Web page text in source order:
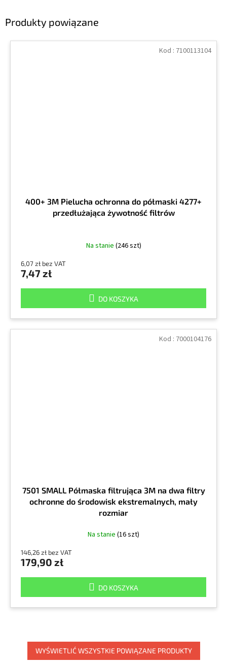
Produkty powiązane
400+ 3M Pielucha ochronna do półmaski 4277+
przedłużająca żywotność filtrów
Na stanie (246 szt)
6,07 zł bez VAT
7,47 zł
DO KOSZYKA
Kod : 7100113104
7501 SMALL Półmaska filtrująca 3M na dwa filtry
ochronne do środowisk ekstremalnych, mały
rozmiar
Na stanie (16 szt)
146,26 zł bez VAT
179,90 zł
DO KOSZYKA
Kod : 7000104176
WYŚWIETLIĆ WSZYSTKIE POWIĄZANE PRODUKTY